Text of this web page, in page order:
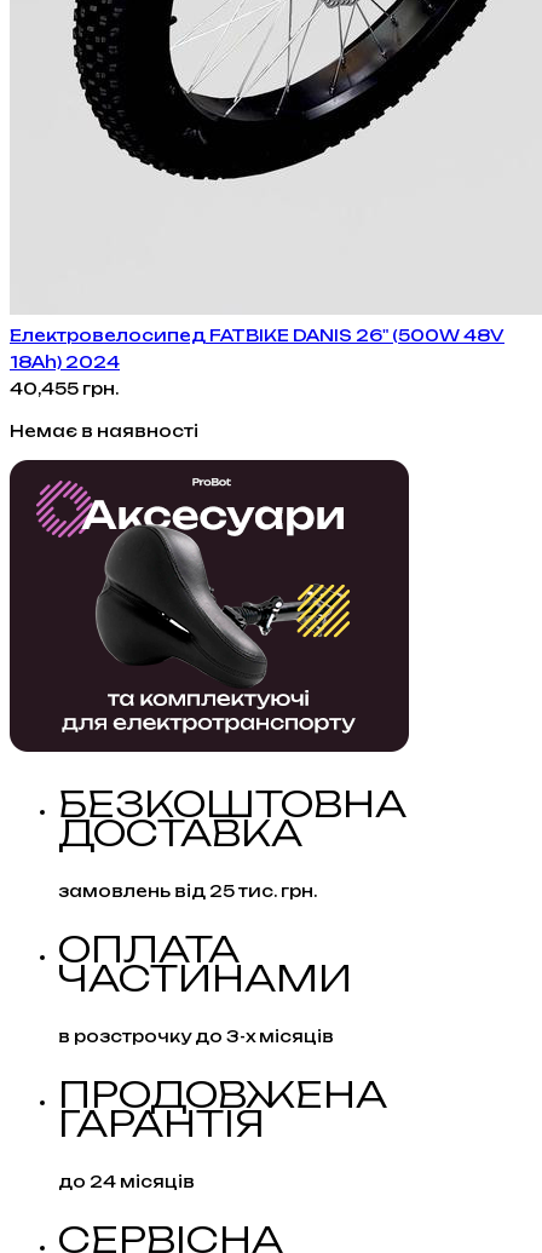
Електровелосипед FATBIKE DANIS 26" (500W 48V
18Ah) 2024
40,455 грн.
Немає в наявності
БЕЗКОШТОВНА
ДОСТАВКА
замовлень від 25 тис. грн.
ОПЛАТА
ЧАСТИНАМИ
в розстрочку до 3-х місяців
ПРОДОВЖЕНА
ГАРАНТІЯ
до 24 місяців
СЕРВІСНА